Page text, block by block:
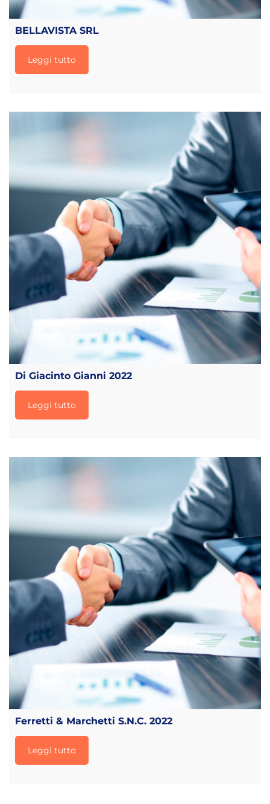
BELLAVISTA SRL
Leggi tutto
Di Giacinto Gianni 2022
Leggi tutto
Ferretti & Marchetti S.N.C. 2022
Leggi tutto